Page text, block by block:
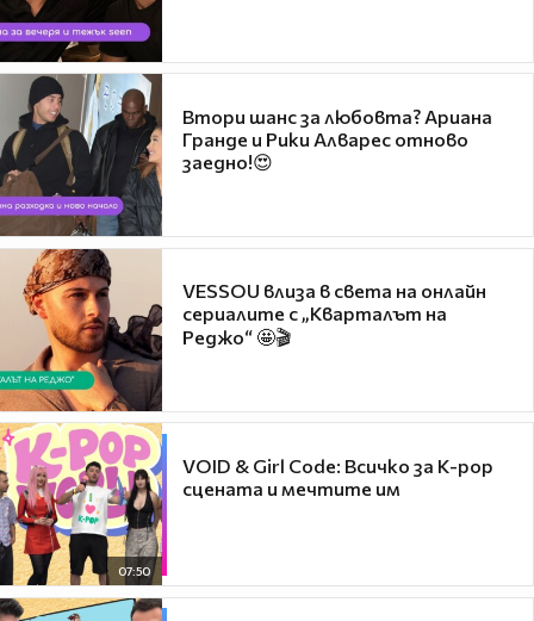
Втори шанс за любовта? Ариана
Гранде и Рики Алварес отново
заедно!😍
VESSOU влиза в света на онлайн
сериалите с „Кварталът на
Реджо“ 🤩🎬
07:50
VOID & Girl Code: Всичко за K-pop
сцената и мечтите им